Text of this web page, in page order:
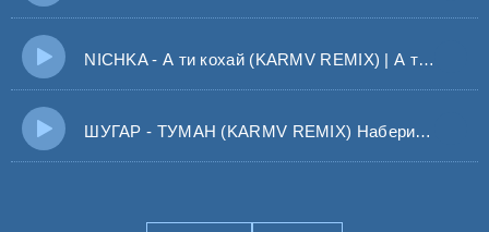
NICHKA - А ти кохай (KARMV REMIX) | А ти кохай мене безсилою І не згасай у полі синьому
ШУГАР - ТУМАН (KARMV REMIX) Набери мене коли будеш п’яна